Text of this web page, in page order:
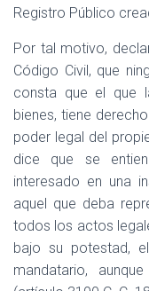
Registro Público
Por tal motivo,
Código Civil, que
consta que el que
bienes, tiene
poder legal del
dice que se
interesado en una
aquel que deba
todos los actos
bajo su potestad,
mandatario,